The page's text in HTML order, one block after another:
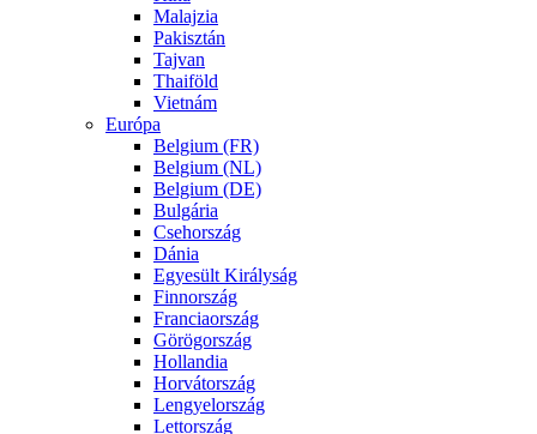
Malajzia
Pakisztán
Tajvan
Thaiföld
Vietnám
Európa
Belgium (FR)
Belgium (NL)
Belgium (DE)
Bulgária
Csehország
Dánia
Egyesült Királyság
Finnország
Franciaország
Görögország
Hollandia
Horvátország
Lengyelország
Lettország